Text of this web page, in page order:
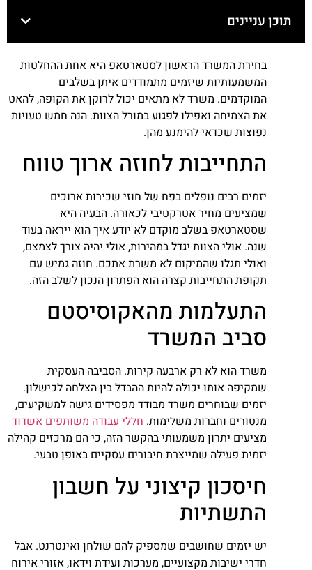
תוכן עניינים
בחירת המשרד הראשון לסטארטאפ היא אחת ההחלטות
המשמעותיות שיזמים מתמודדים איתן בשלבים
המוקדמים. משרד לא מתאים יכול לרוקן את הקופה, להאט
את הצמיחה ואפילו לפגוע במורל הצוות. הנה חמש טעויות
נפוצות שכדאי להימנע מהן.
התחייבות לחוזה ארוך טווח
יזמים רבים נופלים בפח של חוזי שכירות ארוכים
שמציעים מחיר אטרקטיבי לכאורה. הבעיה היא
שסטארטאפ בשלב מוקדם לא יודע איך הוא ייראה בעוד
שנה. אולי הצוות יגדל במהירות, אולי יהיה צורך לצמצם,
ואולי תגלו שהמיקום לא משרת אתכם. חוזה גמיש עם
תקופת התחייבות קצרה הוא הפתרון הנכון לשלב הזה.
התעלמות מהאקוסיסטם
סביב המשרד
משרד הוא לא רק ארבעה קירות. הסביבה העסקית
שמקיפה אותו יכולה להיות ההבדל בין הצלחה לכישלון.
יזמים שבוחרים משרד מבודד מפסידים גישה למשקיעים,
מנטורים וחברות משלימות. חללי עבודה משותפים אשדוד
מציעים יתרון משמעותי בהקשר הזה, כי הם מרכזים קהילה
יזמית פעילה שמייצרת חיבורים עסקיים באופן טבעי.
חיסכון קיצוני על חשבון
התשתיות
יש יזמים שחושבים שמספיק להם שולחן ואינטרנט. אבל
חדרי ישיבות מקצועיים, מערכות ועידת וידאו, אזורי אירוח